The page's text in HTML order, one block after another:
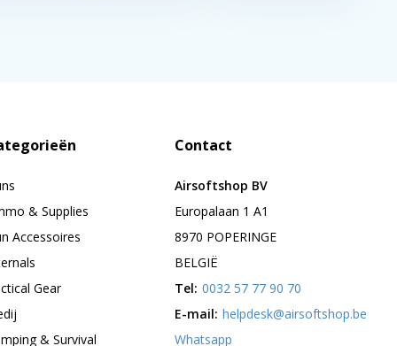
& Supplies
Accessoires
Gear
& Survival
Contact
Airsoftshop BV
Europalaan 1 A1
8970 POPERINGE
BELGIË
Tel: 0032 57 77 90 70
E-mail: helpdesk@airsoftshop.be
Whatsapp